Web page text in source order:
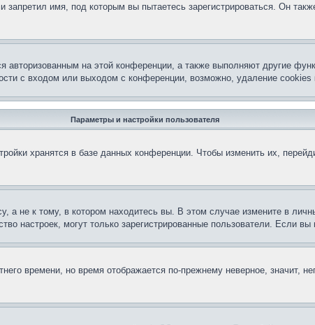
имя, под которым вы пытаетесь зарегистрироваться. Он
на этой конференции, а также выполняют другие
с входом или выходом с конференции, возможно, удаление cookies
Параметры и настройки пользователя
хранятся в базе данных конференции. Чтобы изменить их,
а не к тому, в котором находитесь вы. В этом случае измените в
настроек, могут только зарегистрированные пользователи. Если
времени, но время отображается по-прежнему неверное, значит,